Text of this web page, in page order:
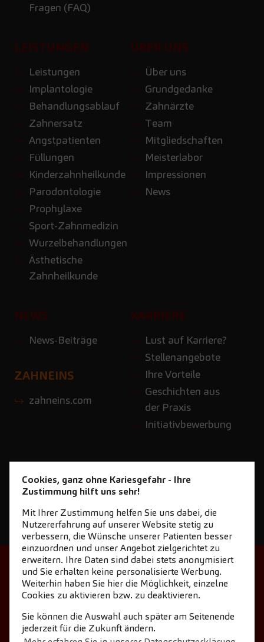
Fragen (FAQ)
LEISTUNGEN
Leistungen
Implantologie
Behandlungsablauf
Zahnersatz
Angstpatienten
Füllungen
Kinderzahnheilkunde
Parodontologie
Prophylaxe
Sport-Zahnmedizin
Wurzelbehandlungen
Ästhetische
Zahnheilkunde
ÜBER UNS
Über uns
Grundgedanke
Zahnärzte
Team
Mitgliedschaften
Meisterlabor
Impressionen
News
NEWS
News-Beiträge
KARRIERE
Lust auf Karriere?
Stellenangebote
Ihre Vorteile
Geschichten aus
der Praxis
Initiativbewerbung
ZAHNEINS
zahneins.com
STARTSEITE
KONTAKT
NEWSLETTER DOWNLOAD
COOKIE-EINSTELLUNGEN
IMPRESSUM
DATENSCHUTZ
Cookies, ganz ohne Kariesgefahr - Ihre
Zustimmung hilft uns sehr!
Mit Ihrer Zustimmung helfen Sie uns dabei, die
Nutzererfahrung auf unserer Website stetig zu
verbessern, die Wünsche unserer Patienten besser
einzuordnen und unser Angebot zielgerichtet zu
erweitern. Ihre Daten sind dabei stets anonymisiert
und Sie erhalten keine personalisierte Werbung.
Weiterhin haben Sie hier die Möglichkeit, einzelne
Cookies zu aktivieren bzw. zu deaktivieren.
Sie können die Auswahl auch später am Seitenende
jederzeit für die Zukunft ändern.